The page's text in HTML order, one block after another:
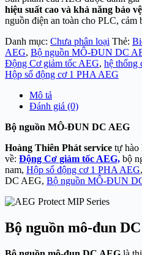
hiệu suất cao và khả năng bảo
nguồn điện an toàn cho PLC, cảm
Danh mục: Chưa phân loại Thẻ:
AEG, Bộ nguồn MÔ-ĐUN DC
Động Cơ giảm tốc AEG, hệ thống
Hộp số động cơ 1 PHA AEG
Mô tả
Đánh giá (0)
Bộ nguồn MÔ-ĐUN DC AEG
Hoàng Thiên Phát service tự hào
về: Động Cơ giảm tốc AEG, bộ
nam, Hộp số động cơ 1 PHA AEG
DC AEG, Bộ nguồn MÔ-ĐUN
Bộ nguồn mô-đun